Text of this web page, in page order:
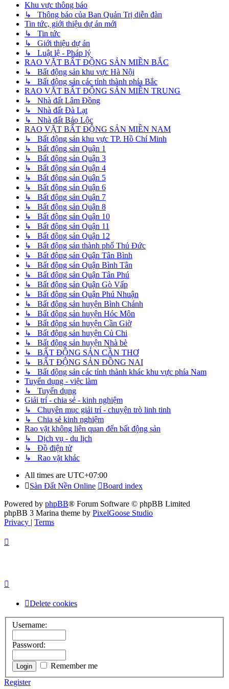
Khu vực thông báo
↳ Thông báo của Ban Quản Trị diễn đàn
Tin tức, giới thiệu dự án mới
↳ Tin tức
↳ Giới thiệu dự án
↳ Luật lệ - Pháp lý
RAO VẶT BẤT ĐỘNG SẢN MIỀN BẮC
↳ Bất động sản khu vực Hà Nội
↳ Bất động sản các tỉnh thành phía Bắc
RAO VẶT BẤT ĐỘNG SẢN MIỀN TRUNG
↳ Nhà đất Lâm Đồng
↳ Nhà đất Đà Lạt
↳ Nhà đất Bảo Lộc
RAO VẶT BẤT ĐỘNG SẢN MIỀN NAM
↳ Bất động sản khu vực TP. Hồ Chí Minh
↳ Bất động sản Quận 1
↳ Bất động sản Quận 3
↳ Bất động sản Quận 4
↳ Bất động sản Quận 5
↳ Bất động sản Quận 6
↳ Bất động sản Quận 7
↳ Bất động sản Quận 8
↳ Bất động sản Quận 10
↳ Bất động sản Quận 11
↳ Bất động sản Quận 12
↳ Bất động sản thành phố Thủ Đức
↳ Bất động sản Quận Tân Bình
↳ Bất động sản Quận Bình Tân
↳ Bất động sản Quận Tân Phú
↳ Bất động sản Quận Gò Vấp
↳ Bất động sản Quận Phú Nhuận
↳ Bất động sản huyện Bình Chánh
↳ Bất động sản huyện Hóc Môn
↳ Bất động sản huyện Cần Giờ
↳ Bất động sản huyện Củ Chi
↳ Bất động sản huyện Nhà bè
↳ BẤT ĐỘNG SẢN CẦN THƠ
↳ BẤT ĐỘNG SẢN ĐỒNG NAI
↳ Bất động sản các tỉnh thành khác khu vực phía Nam
Tuyển dụng - việc làm
↳ Tuyển dụng
Giải trí - chia sẻ - kinh nghiệm
↳ Chuyên mục giải trí - chuyện trò linh tinh
↳ Chia sẻ kinh nghiệm
Rao vặt không liên quan đến bất động sản
↳ Dịch vụ - du lịch
↳ Đồ điện tử
↳ Rao vặt khác
All times are UTC+07:00
Sàn Đất Nền Online
Board index
Powered by phpBB® Forum Software © phpBB Limited
phpBB 3 Marina theme by PixelGoose Studio
Privacy | Terms
Delete cookies
Username:
Password:
Remember me
Register